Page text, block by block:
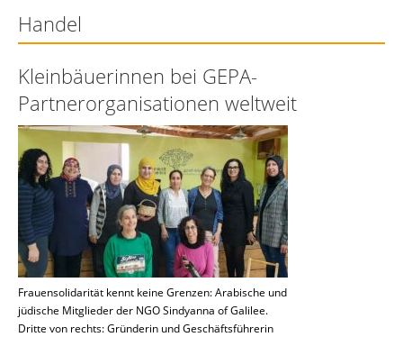
Handel
Kleinbäuerinnen bei GEPA-
Partnerorganisationen weltweit
Frauensolidarität kennt keine Grenzen: Arabische und
jüdische Mitglieder der NGO Sindyanna of Galilee.
Dritte von rechts: Gründerin und Geschäftsführerin